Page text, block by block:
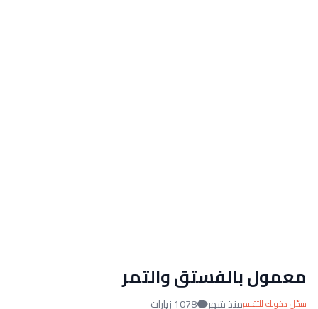
معمول بالفستق والتمر
سجّل دخولك للتقييممنذ شهر 1078 زيارات